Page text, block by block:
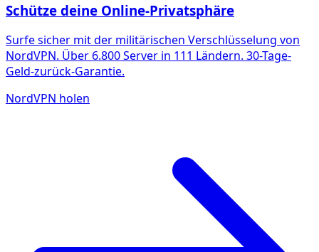
Schütze deine Online-Privatsphäre
Surfe sicher mit der militärischen Verschlüsselung von
NordVPN. Über 6.800 Server in 111 Ländern. 30-Tage-
Geld-zurück-Garantie.
NordVPN holen